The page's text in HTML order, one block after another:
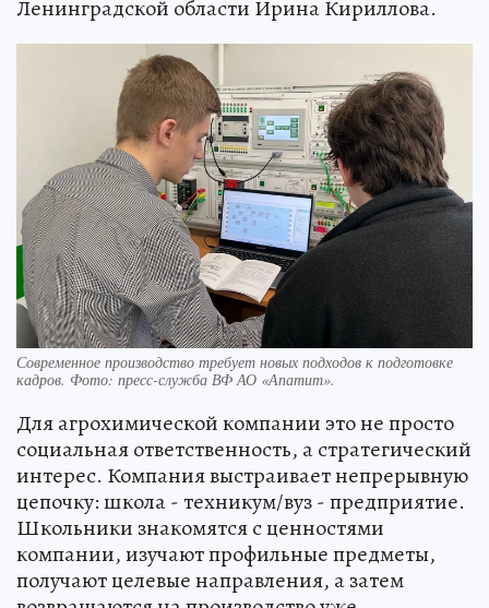
Ленинградской области Ирина Кириллова.
Современное производство требует новых подходов к подготовке
кадров. Фото: пресс-служба ВФ АО «Апатит».
Для агрохимической компании это не просто
социальная ответственность, а стратегический
интерес. Компания выстраивает непрерывную
цепочку: школа - техникум/вуз - предприятие.
Школьники знакомятся с ценностями
компании, изучают профильные предметы,
получают целевые направления, а затем